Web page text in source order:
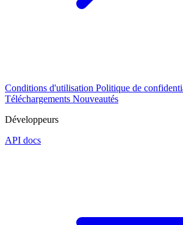
Conditions d'utilisation Politique de
Téléchargements Nouveautés
Développeurs
API docs